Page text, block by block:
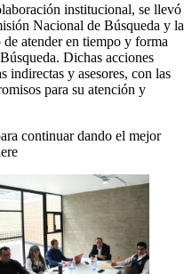
institucional, se llevó
Nacional de Búsqueda y la
atender en tiempo y forma
Dichas acciones
indirectas y asesores, con las
para su atención y
continuar dando el mejor